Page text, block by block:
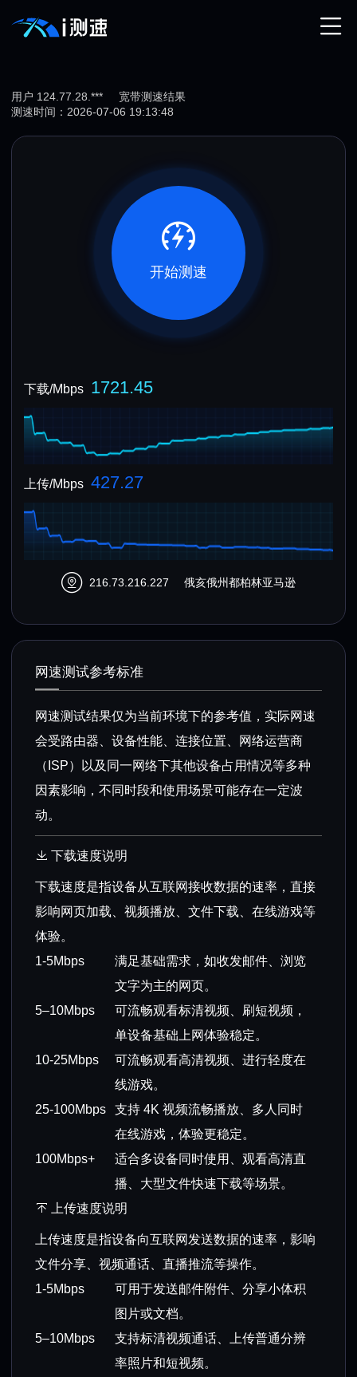
用户 124.77.28.***
宽带测速结果
测速时间：2026-07-06 19:13:48
开始测速
下载/Mbps 1721.45
上传/Mbps 427.27
216.73.216.227 俄亥俄州都柏林亚马逊
网速测试参考标准
网速测试结果仅为当前环境下的参考值，实际网速
会受路由器、设备性能、连接位置、网络运营商
（ISP）以及同一网络下其他设备占用情况等多种
因素影响，不同时段和使用场景可能存在一定波
动。
下载速度说明
下载速度是指设备从互联网接收数据的速率，直接
影响网页加载、视频播放、文件下载、在线游戏等
体验。
1-5Mbps
满足基础需求，如收发邮件、浏览
文字为主的网页。
5–10Mbps
可流畅观看标清视频、刷短视频，
单设备基础上网体验稳定。
10-25Mbps
可流畅观看高清视频、进行轻度在
线游戏。
25-100Mbps
支持 4K 视频流畅播放、多人同时
在线游戏，体验更稳定。
100Mbps+
适合多设备同时使用、观看高清直
播、大型文件快速下载等场景。
上传速度说明
上传速度是指设备向互联网发送数据的速率，影响
文件分享、视频通话、直播推流等操作。
1-5Mbps
可用于发送邮件附件、分享小体积
图片或文档。
5–10Mbps
支持标清视频通话、上传普通分辨
率照片和短视频。